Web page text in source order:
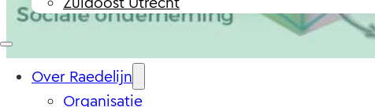
Over Raedelijn
Organisatie